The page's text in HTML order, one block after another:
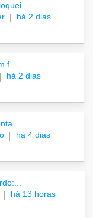
há 2 dias
f...
há 2 dias
há 4 dias
há 13 horas